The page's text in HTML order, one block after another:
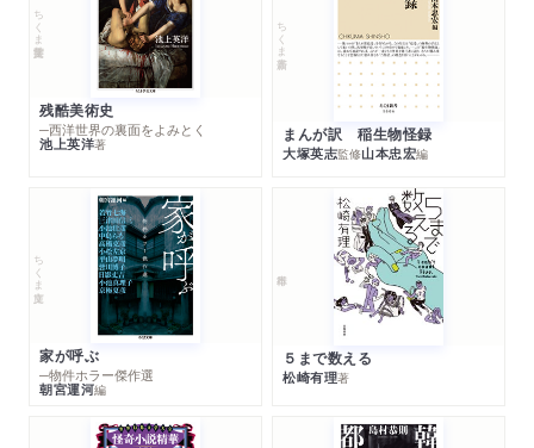
ちくま学芸文庫
残酷美術史
─西洋世界の裏面をよみとく
池上英洋著
ちくま新書
まんが訳 稲生物怪録
大塚英志監修山本忠宏編
ちくま文庫
家が呼ぶ
─物件ホラー傑作選
朝宮運河編
５まで数える
松崎有理著